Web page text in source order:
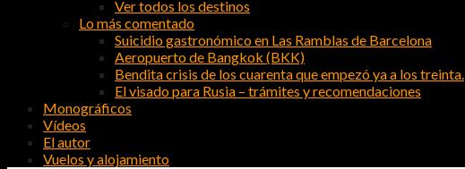
Ver todos los destinos
Lo más comentado
Suicidio gastronómico en Las Ramblas de Barcelona
Aeropuerto de Bangkok (BKK)
Bendita crisis de los cuarenta que empezó ya a los treinta.
El visado para Rusia – trámites y recomendaciones
Monográficos
Vídeos
El autor
Vuelos y alojamiento